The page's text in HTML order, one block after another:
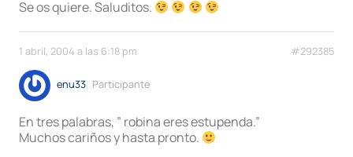
Se os quiere. Saluditos.
1 abril, 2004 a las 6:18 pm #292385
enu33 Participante
En tres palabras, ” robina eres estupenda.”
Muchos cariños y hasta pronto.